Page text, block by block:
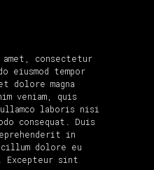
consectetur
eiusmod tempor
dolore magna
veniam, quis
laboris nisi
consequat. Duis
in
dolore eu
sint